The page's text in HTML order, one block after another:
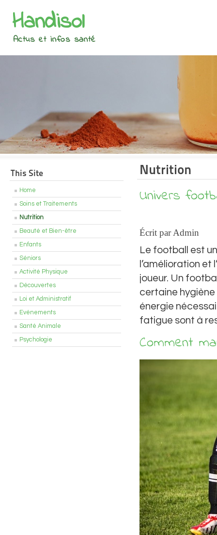
Handisol
Actus et infos santé
This Site
Home
Soins et Traitements
Nutrition
Beauté et Bien-être
Enfants
Séniors
Activité Physique
Découvertes
Loi et Administratif
Evénements
Santé Animale
Psychologie
Nutrition
Univers
Écrit par Admin
Le football est
l’amélioration
joueur. Un
certaine hygiène
énergie
fatigue sont à
Comment